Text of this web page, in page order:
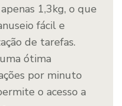
1,3kg, o que
fácil e
de tarefas.
ótima
por minuto
o acesso a